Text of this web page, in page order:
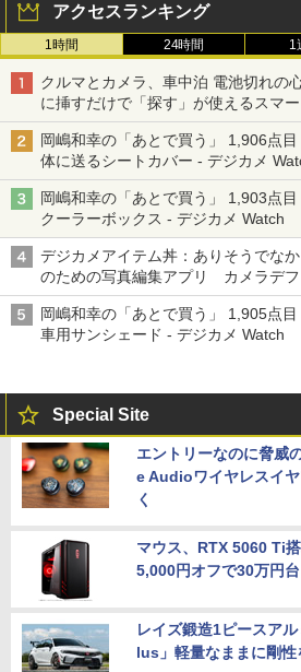
アクセスランキング
1時間 24時間 1
クルマとカメラ、車中泊 電池切れの
に挿すだけで「探す」が使えるスマ
岡嶋和幸の「あとで買う」 1,906点
体に送るシートカバー - デジカメ
岡嶋和幸の「あとで買う」 1,903点
クーラーボックス - デジカメ Watch
デジカメアイテム丼：ありそうでなか
のための写真編集アプリ カメラデフ
る「Filmator」
岡嶋和幸の「あとで買う」 1,905点
車用サンシェード - デジカメ Watch
Special Site
エントリーなのに脅威
e Audioワイヤレスイ
く
マウス、RTX 5060 Ti
5,000円オフで30万円台
レイズ鍛造1ピースア
lus」軽量なままに剛性